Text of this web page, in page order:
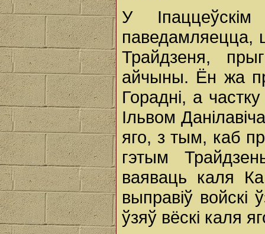
У
паведамляецца,
Трайдзеня,
айчыны. Ён жа
Горадні, а
Ільвом
яго, з тым, каб
гэтым
ваяваць каля
выправіў
ўзяў вёскі каля